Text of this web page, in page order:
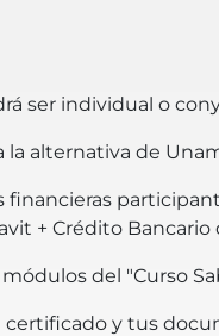
ser individual o
la alternativa de
financieras
+ Crédito Bancario
del "Curso
y tus